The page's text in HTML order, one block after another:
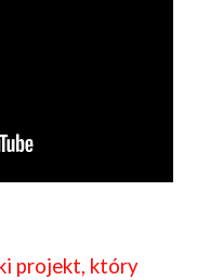
projekt, który